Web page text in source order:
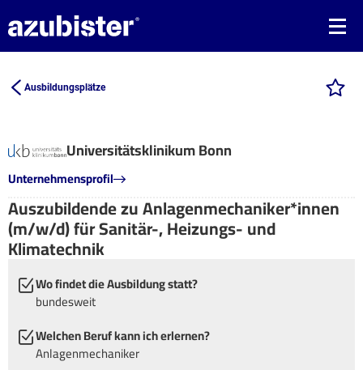
Ausbildungsplätze
Universitätsklinikum Bonn
Unternehmensprofil
Auszubildende zu Anlagenmechaniker*innen
(m/w/d) für Sanitär-, Heizungs- und
Klimatechnik
Wo findet die Ausbildung statt?
bundesweit
Welchen Beruf kann ich erlernen?
Anlagenmechaniker